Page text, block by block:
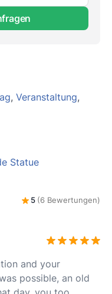
, Veranstaltung,
Statue
5 (6 Bewertungen)
and your
possible, an old